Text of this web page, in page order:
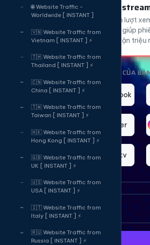
🌐 Website Traffic -
Worldwide [ INSTANT ]
🇻🇳 Website Traffic from
Vietnam [ INSTANT ] ⚡
🇹🇭 Website Traffic from
Thailand [ INSTANT ] ⚡
🇨🇳 Website Traffic from
China [ INSTANT ] ⚡
🇹🇼 Website Traffic from
Taiwan [ INSTANT ] ⚡
🇭🇰 Website Traffic from
Hong Kong [ INSTANT ] ⚡
🇬🇧 Website Traffic from
UK [ INSTANT ] ⚡
🇺🇸 Website Traffic from
USA [ INSTANT ] ⚡
🇮🇹 Website Traffic from
Italy [ INSTANT ] ⚡
🇷🇺 Website Traffic from
Russia [ INSTANT ] ⚡
Tăng Mắt
Thu hút hàng ngàn lượt
livestream TikTok, giúp
xu hướng và tiếp cận triệu
CHỌN NỀN TẢNG CỦA
TikTok Facebook
Twitter
Shopee Bigo.tv
Dịch vụ của chúng tôi